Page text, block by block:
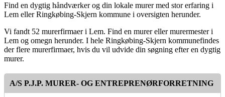
Find en dygtig håndværker og din lokale murer med stor erfaring i
Lem eller Ringkøbing-Skjern kommune i oversigten herunder.
Vi fandt 52 murerfirmaer i Lem. Find en murer eller murermester i
Lem og omegn herunder. I hele Ringkøbing-Skjern kommunefindes
der flere murerfirmaer, hvis du vil udvide din søgning efter en dygtig
murer.
A/S P.J.P. MURER- OG ENTREPRENØRFORRETNING